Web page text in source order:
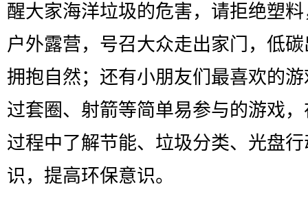
醒大家海洋垃圾的危害，请拒绝塑
户外露营，号召大众走出家门，低
拥抱自然；还有小朋友们最喜欢的
过套圈、射箭等简单易参与的游戏
过程中了解节能、垃圾分类、光盘
识，提高环保意识。